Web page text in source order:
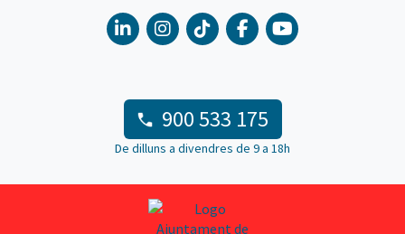
900 533 175
De dilluns a divendres de 9 a 18h